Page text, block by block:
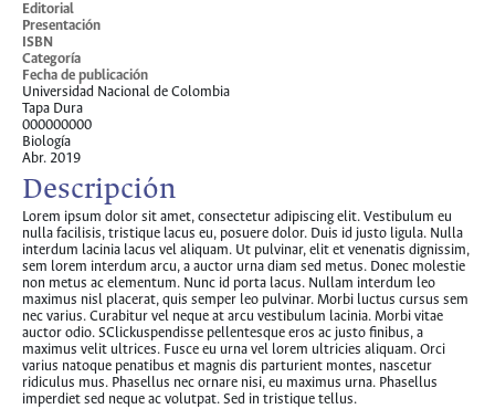
Editorial
Presentación
ISBN
Categoría
Fecha de publicación
Universidad Nacional de Colombia
Tapa Dura
000000000
Biología
Abr. 2019
Descripción
Lorem ipsum dolor sit amet, consectetur adipiscing elit. Vestibulum eu
nulla facilisis, tristique lacus eu, posuere dolor. Duis id justo ligula. Nulla
interdum lacinia lacus vel aliquam. Ut pulvinar, elit et venenatis dignissim,
sem lorem interdum arcu, a auctor urna diam sed metus. Donec molestie
non metus ac elementum. Nunc id porta lacus. Nullam interdum leo
maximus nisl placerat, quis semper leo pulvinar. Morbi luctus cursus sem
nec varius. Curabitur vel neque at arcu vestibulum lacinia. Morbi vitae
auctor odio. SClickuspendisse pellentesque eros ac justo finibus, a
maximus velit ultrices. Fusce eu urna vel lorem ultricies aliquam. Orci
varius natoque penatibus et magnis dis parturient montes, nascetur
ridiculus mus. Phasellus nec ornare nisi, eu maximus urna. Phasellus
imperdiet sed neque ac volutpat. Sed in tristique tellus.